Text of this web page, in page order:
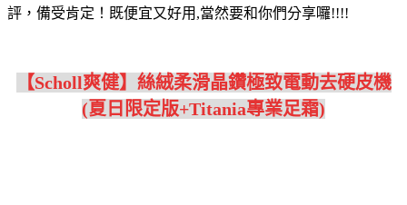
評，備受肯定！既便宜又好用,當然要和你們分享囉!!!!
【Scholl爽健】絲絨柔滑晶鑽極致電動去硬皮機
(夏日限定版+Titania專業足霜)